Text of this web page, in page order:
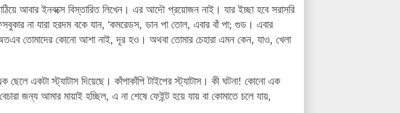
আবার ইনবক্সে বিস্তারিত লিখেন। এর আদৌ প্রয়োজন নাই। যার ইচ্ছা হবে সরাসরি
না যারা হরদম বকে যান, 'কমরেডস, ডান পা তোল, এবার বাঁ পা; গুড। এবার
তোমাদের কোনো আশা নাই, দূর হও। অথবা তোমার চেহারা এমন কেন, যাও, খেলা
একটা স্ট্যাটাস দিয়েছে। কাঁপাকাঁপি টাইপের স্ট্যাটাস। কী ঘটনা! কোনো এক
জন্য আমার মায়াই হচ্ছিল, এ না শেষে ফেইন্ট হয়ে যায় বা কোমাতে চলে যায়,